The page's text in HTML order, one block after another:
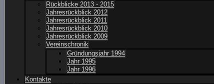
Rückblicke 2013 - 2015
Jahresrückblick 2012
Jahresrückblick 2011
Jahresrückblick 2010
Jahresrückblick 2009
Vereinschronik
Gründungsjahr 1994
Jahr 1995
Jahr 1996
Kontakte